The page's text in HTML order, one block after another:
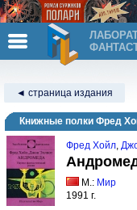
◄ страница издания
Книжные полки Фред
Фред Хойл,
М.: Мир
1991 г.